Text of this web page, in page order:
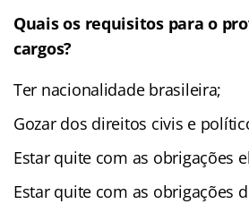
Quais os requisitos para o
cargos?
Ter nacionalidade brasileira;
Gozar dos direitos civis e
Estar quite com as obrigações
Estar quite com as obrigações